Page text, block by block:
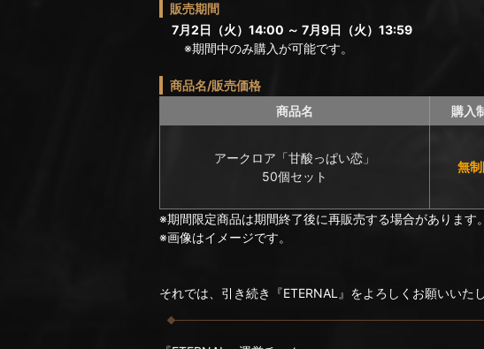
販売期間
7月2日（火）14:00 ～ 7月9日（火）13:59
※期間中のみ購入が可能です。
商品名/販売価格
商品名
購入
アークロア「甘酸っぱい恋」
50個セット
無
※期間限定商品は期間終了後に再販売する場合があります。
※画像はイメージです。
それでは、引き続き『ETERNAL』をよろしくお願いいたし